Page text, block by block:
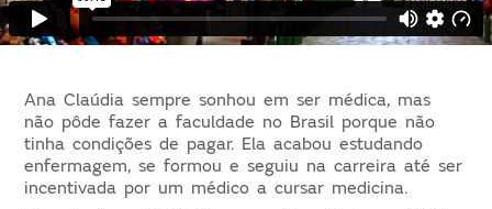
Ana Claúdia sempre sonhou em ser médica, mas
não pôde fazer a faculdade no Brasil porque não
tinha condições de pagar. Ela acabou estudando
enfermagem, se formou e seguiu na carreira até ser
incentivada por um médico a cursar medicina.